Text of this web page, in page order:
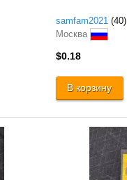
samfam2021 (40)
Москва
$0.18
В корзину